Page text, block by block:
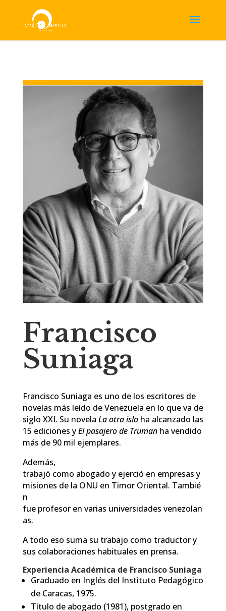
Francisco
Suniaga
Francisco Suniaga es uno de los escritores de
novelas más leído de Venezuela en lo que va de
siglo XXI. Su novela La otra isla ha alcanzado las
15 ediciones yEl pasajero de Trumanha vendido
más de 90 mil ejemplares.
Además,
trabajó como abogado y ejerció en empresas y
misiones de la ONU en Timor Oriental. Tambié
n
fue profesor en varias universidades venezolan
as.
A todo eso suma su trabajo como traductor y
sus colaboraciones habituales en prensa.
Experiencia Académica de Francisco Suniaga
Graduado en Inglés del Instituto Pedagógico
de Caracas, 1975.
Título de abogado (1981), postgrado en